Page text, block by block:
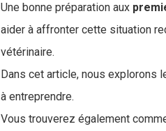
Une bonne préparation aux
aider à affronter cette situation
vétérinaire.
Dans cet article, nous
à entreprendre.
Vous trouverez également